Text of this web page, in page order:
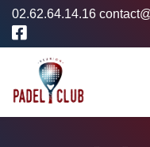
02.62.64.14.16